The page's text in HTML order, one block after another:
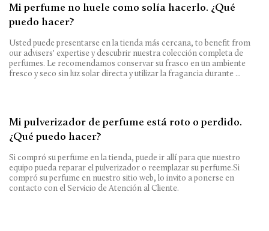
Mi perfume no huele como solía hacerlo. ¿Qué
puedo hacer?
Usted puede presentarse en la tienda más cercana, to benefit from
our advisers' expertise y descubrir nuestra colección completa de
perfumes. Le recomendamos conservar su frasco en un ambiente
fresco y seco sin luz solar directa y utilizar la fragancia durante ...
Mi pulverizador de perfume está roto o perdido.
¿Qué puedo hacer?
Si compró su perfume en la tienda, puede ir allí para que nuestro
equipo pueda reparar el pulverizador o reemplazar su perfume.Si
compró su perfume en nuestro sitio web, lo invito a ponerse en
contacto con el Servicio de Atención al Cliente.